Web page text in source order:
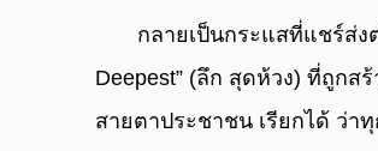
กลายเป็นกระแสที่แชร์ส่ง
Deepest” (ลึก สุดห้วง) ที่ถูกส
สายตาประชาชน เรียกได้ ว่า